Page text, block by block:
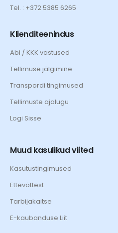
Tel. : +372 5385 6265
Klienditeenindus
Abi / KKK vastused
Tellimuse jälgimine
Transpordi tingimused
Tellimuste ajalugu
Logi Sisse
Muud kasulikud viited
Kasutustingimused
Ettevõttest
Tarbijakaitse
E-kaubanduse Liit